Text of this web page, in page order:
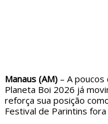
Manaus (AM) – A poucos
Planeta Boi 2026 já
reforça sua posição
Festival de Parintins fora